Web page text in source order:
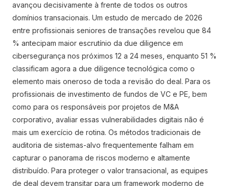
avançou decisivamente à frente de todos os outros
domínios transacionais. Um estudo de mercado de 2026
entre profissionais seniores de transações revelou que 84
% antecipam maior escrutínio da due diligence em
cibersegurança nos próximos 12 a 24 meses, enquanto 51 %
classificam agora a due diligence tecnológica como o
elemento mais oneroso de toda a revisão do deal. Para os
profissionais de investimento de fundos de VC e PE, bem
como para os responsáveis por projetos de M&A
corporativo, avaliar essas vulnerabilidades digitais não é
mais um exercício de rotina. Os métodos tradicionais de
auditoria de sistemas-alvo frequentemente falham em
capturar o panorama de riscos moderno e altamente
distribuído. Para proteger o valor transacional, as equipes
de deal devem transitar para um framework moderno de